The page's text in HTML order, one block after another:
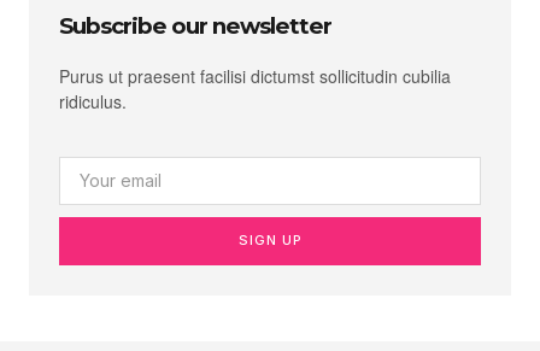
Subscribe our newsletter
Purus ut praesent facilisi dictumst sollicitudin cubilia
ridiculus.
SIGN UP